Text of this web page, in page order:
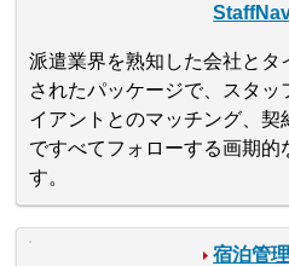
派遣業界を熟知した会社とタ
されたパッケージで、スタッ
イアントとのマッチング、契
ですべてフォローする画期
す。
宿泊管